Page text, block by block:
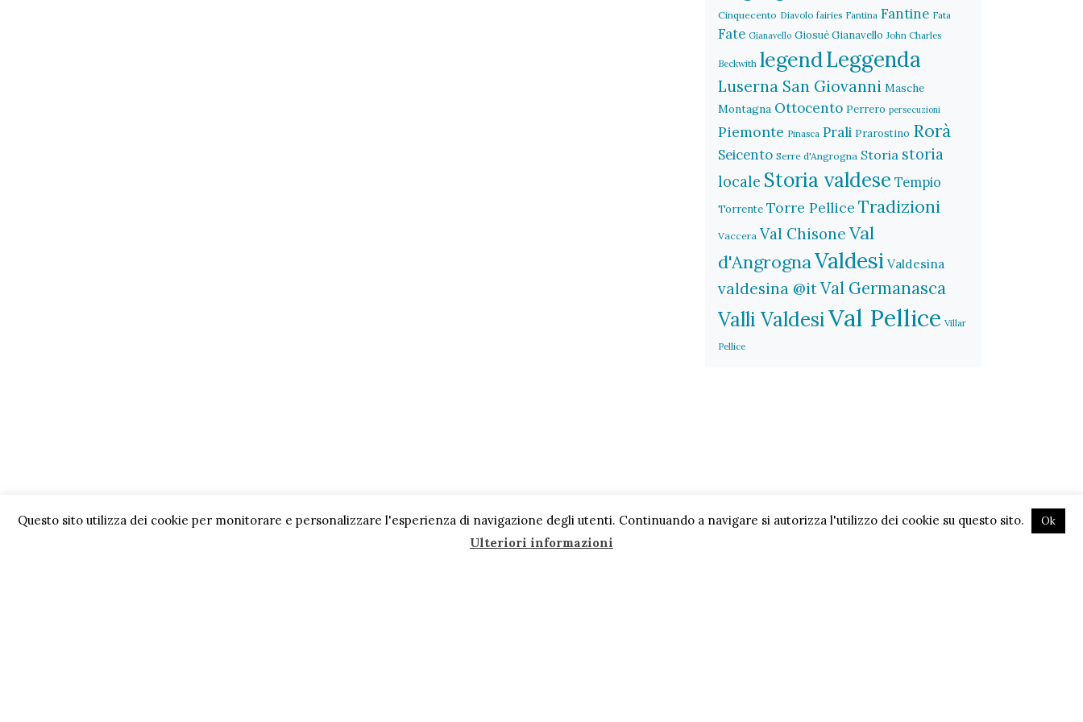
Cinquecento Diavolo fairies Fantina Fantine Fata
Fate Gianavello Giosuè Gianavello John Charles
Beckwith legendLeggenda
Luserna San Giovanni Masche
Montagna Ottocento Perrero persecuzioni
Piemonte Pinasca Prali Prarostino Rorà
Seicento Serre d'Angrogna Storia storia
locale Storia valdese Tempio
Torrente Torre Pellice Tradizioni
Vaccera Val Chisone Val
d'AngrognaValdesi Valdesina
valdesina @itVal Germanasca
Valli ValdesiVal Pellice Villar
Pellice
Questo sito utilizza dei cookie per monitorare e personalizzare l'esperienza di navigazione degli utenti. Continuando a navigare si autorizza l'utilizzo dei cookie su questo sito. Ok
Ulteriori informazioni